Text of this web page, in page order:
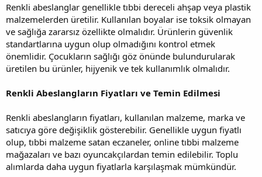
Renkli abeslanglar genellikle tıbbi dereceli ahşap veya plastik
malzemelerden üretilir. Kullanılan boyalar ise toksik olmayan
ve sağlığa zararsız özellikte olmalıdır. Ürünlerin güvenlik
standartlarına uygun olup olmadığını kontrol etmek
önemlidir. Çocukların sağlığı göz önünde bulundurularak
üretilen bu ürünler, hijyenik ve tek kullanımlık olmalıdır.
Renkli Abeslangların Fiyatları ve Temin Edilmesi
Renkli abeslangların fiyatları, kullanılan malzeme, marka ve
satıcıya göre değişiklik gösterebilir. Genellikle uygun fiyatlı
olup, tıbbi malzeme satan eczaneler, online tıbbi malzeme
mağazaları ve bazı oyuncakçılardan temin edilebilir. Toplu
alımlarda daha uygun fiyatlarla karşılaşmak mümkündür.